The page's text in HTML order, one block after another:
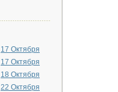
17 Октября
17 Октября
18 Октября
22 Октября